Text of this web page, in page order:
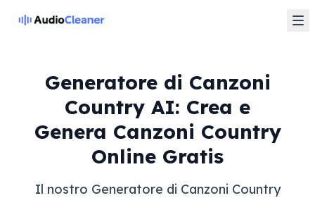
Generatore di Canzoni
Country AI: Crea e
Genera Canzoni Country
Online Gratis
Il nostro Generatore di Canzoni Country